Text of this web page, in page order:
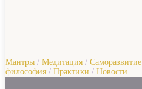
Мантры / Медитация / Саморазвитие
философия / Практики / Новости